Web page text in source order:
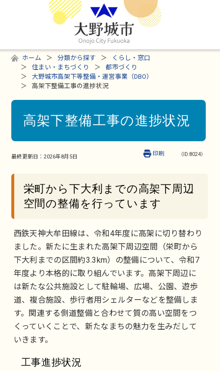
ホーム 分類から探す
くらし・窓口
住まい・まちづくり
都市づくり
大野城市高架下等整備・運営事業（DBO）
高架下整備工事の進捗状況
高架下整備工事の進捗状況
最終更新日： 2026年8月5日 （ID:8024）
印刷
栄町から下大利までの高架下周辺
空間の整備を行っています
西鉄天神大牟田線は、令和4年度に高架に切り替わり
ました。新たに生まれた高架下周辺空間（栄町から
下大利までの区間約3.3km）の整備について、令和7
年度より本格的に取り組んでいます。高架下周辺に
は新たな公共施設として駐輪場、広場、公園、遊歩
道、複合施設、歩行者用シェルターなどを整備しま
す。関連する側道整備と合わせて質の高い空間をつ
くっていくことで、新たなまちの魅力を生みだして
いきます。
工事進捗状況